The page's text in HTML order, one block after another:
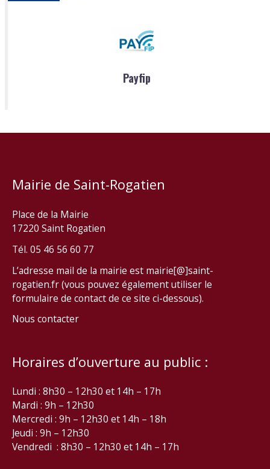
Payfip
Mairie de Saint-Rogatien
Place de la Mairie
17220 Saint Rogatien
Tél. 05 46 56 60 77
L’adresse mail de la mairie est mairie[@]saint-
rogatien.fr (vous pouvez également utiliser le
formulaire de contact de ce site ci-dessous).
Nous contacter
Horaires d’ouverture au public :
Lundi : 8h30 – 12h30 et 14h – 17h
Mardi : 9h – 12h30
Mercredi : 9h – 12h30 et 14h – 18h
Jeudi : 9h – 12h30
Vendredi : 8h30 – 12h30 et 14h – 17h